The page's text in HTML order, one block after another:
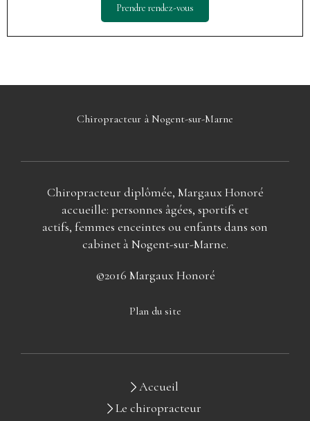
Prendre rendez-vous
Chiropracteur à Nogent-sur-Marne
Chiropracteur diplômée, Margaux Honoré
accueille: personnes âgées, sportifs et
actifs, femmes enceintes ou enfants dans son
cabinet à Nogent-sur-Marne.
©2016 Margaux Honoré
Plan du site
Accueil
Le chiropracteur